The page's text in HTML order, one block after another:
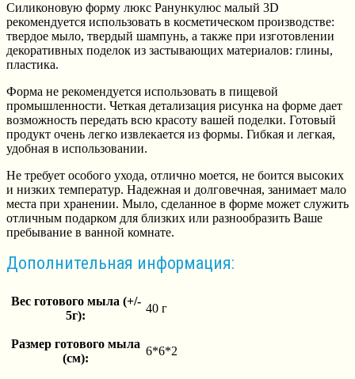
Силиконовую форму люкс Ранункулюс малый 3D
рекомендуется использовать в косметическом производстве:
твердое мыло, твердый шампунь, а также при изготовлении
декоративных поделок из застывающих материалов: глины,
пластика.
Форма не рекомендуется использовать в пищевой
промышленности. Четкая детализация рисунка на форме дает
возможность передать всю красоту вашей поделки. Готовый
продукт очень легко извлекается из формы. Гибкая и легкая,
удобная в использовании.
Не требует особого ухода, отлично моется, не боится высоких
и низких температур. Надежная и долговечная, занимает мало
места при хранении. Мыло, сделанное в форме может служить
отличным подарком для близких или разнообразить Ваше
пребывание в ванной комнате.
Дополнительная информация:
Вес готового мыла (+/-
5г):
40 г
Размер готового мыла
(см):
6*6*2